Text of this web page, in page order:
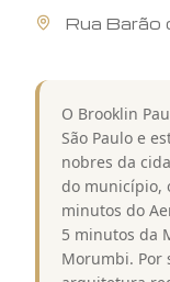
Rua Barão
O Brooklin
São Paulo e
nobres da
do município,
minutos do
5 minutos da
Morumbi. Por